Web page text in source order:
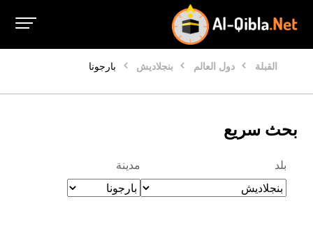
القبلة دول العالم بنجلاديش بارجونا
بحث سريع
بلد مدينة